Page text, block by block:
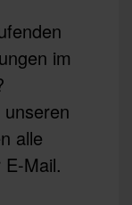
im
alle
Mail.